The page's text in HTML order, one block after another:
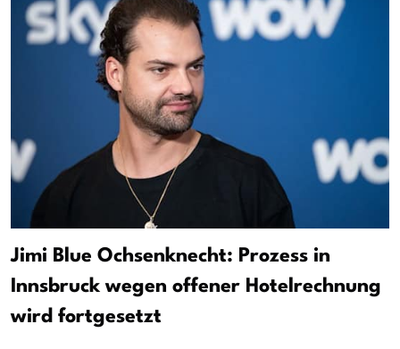
Jimi Blue Ochsenknecht: Prozess in
Innsbruck wegen offener Hotelrechnung
wird fortgesetzt